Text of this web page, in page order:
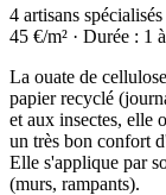
4 artisans
45 €/m² · Durée : 1
La ouate de
papier recyclé
et aux insectes, elle
un très bon confort
Elle s'applique par
(murs, rampants).